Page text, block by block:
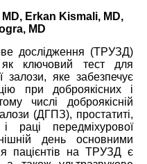
Erkan Kismali, MD,
MD
дослідження (ТРУЗД)
як ключовий тест для
залози, яке забезпечує
при доброякісних і
числі доброякісній
(ДГПЗ), простатиті,
і раці передміхурової
день основними
пацієнтів на ТРУЗД є